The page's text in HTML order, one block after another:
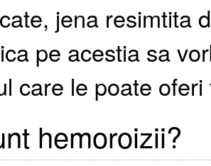
jena resimtita
pe acestia sa
care le poate
hemoroizii?